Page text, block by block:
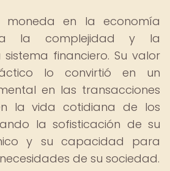
moneda en la economía
la complejidad y la
financiero. Su valor
lo convirtió en un
en las transacciones
la vida cotidiana de los
la sofisticación de su
y su capacidad para
de su sociedad.